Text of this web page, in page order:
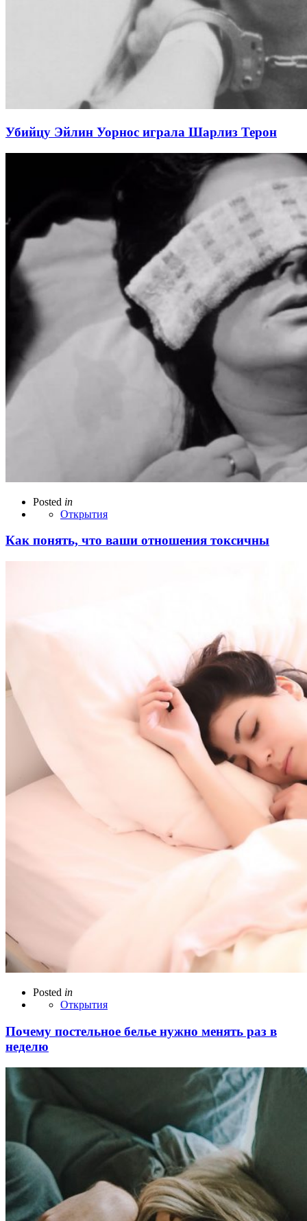
Убийцу Эйлин Уорнос играла Шарлиз Терон
Posted in
Открытия
Как понять, что ваши отношения токсичны
Posted in
Открытия
Почему постельное белье нужно менять раз в
неделю